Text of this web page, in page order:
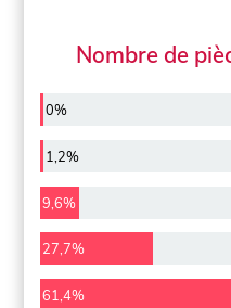
Nombre de
0%
1,2%
9,6%
27,7%
61,4%